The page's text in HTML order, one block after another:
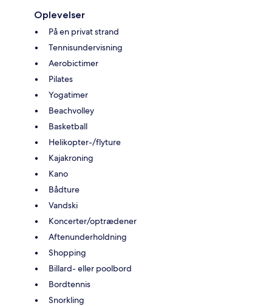
Oplevelser
På en privat strand
Tennisundervisning
Aerobictimer
Pilates
Yogatimer
Beachvolley
Basketball
Helikopter-/flyture
Kajakroning
Kano
Bådture
Vandski
Koncerter/optrædener
Aftenunderholdning
Shopping
Billard- eller poolbord
Bordtennis
Snorkling